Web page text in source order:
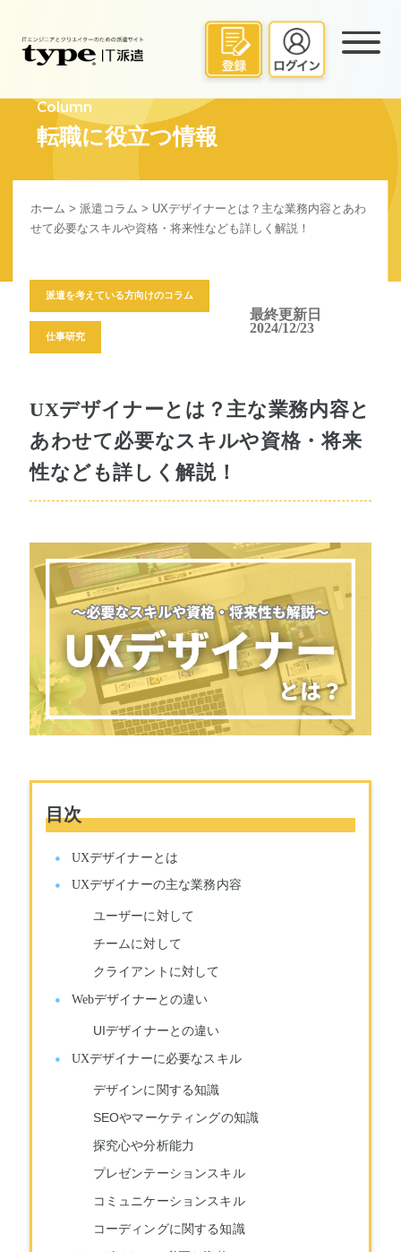
Column
転職に役立つ情報
ホーム >派遣コラム > UXデザイナーとは？主な業務内容とあわ
せて必要なスキルや資格・将来性なども詳しく解説！
派遣を考えている方向けのコラム
仕事研究
最終更新日
2024/12/23
UXデザイナーとは？主な業務内容と
あわせて必要なスキルや資格・将来
性なども詳しく解説！
目次
UXデザイナーとは
UXデザイナーの主な業務内容
ユーザーに対して
チームに対して
クライアントに対して
Webデザイナーとの違い
UIデザイナーとの違い
UXデザイナーに必要なスキル
デザインに関する知識
SEOやマーケティングの知識
探究心や分析能力
プレゼンテーションスキル
コミュニケーションスキル
コーディングに関する知識